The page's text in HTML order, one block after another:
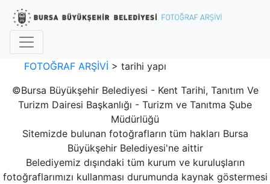
FOTOĞRAF ARŞİVİ > tarihi yapı
©Bursa Büyükşehir Belediyesi - Kent Tarihi, Tanıtım Ve
Turizm Dairesi Başkanlığı - Turizm ve Tanıtma Şube
Müdürlüğü
Sitemizde bulunan fotoğrafların tüm hakları Bursa
Büyükşehir Belediyesi'ne aittir
Belediyemiz dışındaki tüm kurum ve kuruluşların
fotoğraflarımızı kullanması durumunda kaynak göstermesi